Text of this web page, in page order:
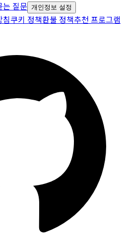
는 질문 개인정보 설정
침쿠키 정책환불 정책추천 프로그램